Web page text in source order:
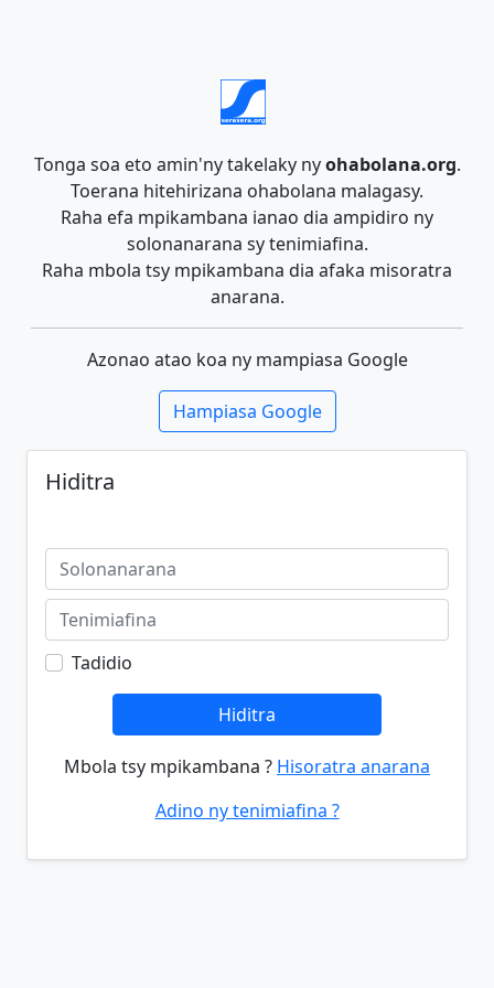
Tonga soa eto amin'ny takelaky nyohabolana.org.
Toerana hitehirizana ohabolana malagasy.
Raha efa mpikambana ianao dia ampidiro ny
solonanarana sy tenimiafina.
Raha mbola tsy mpikambana dia afaka misoratra
anarana.
Azonao atao koa ny mampiasa Google
Hampiasa Google
Hiditra
Tadidio
Hiditra
Mbola tsy mpikambana ? Hisoratra anarana
Adino ny tenimiafina ?